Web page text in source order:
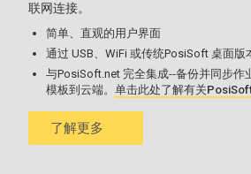
更多信息见探头兼容性表。
联网连接。
简单、直观的用户界面
通过 USB、WiFi 或传统PosiSoft 桌面版
与PosiSoft.net 完全集成--备份并同步作
模板到云端。单击此处了解有关
了解更多